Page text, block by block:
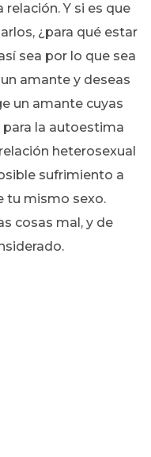
Y si es que
¿para qué estar
sea por lo que sea
amante y deseas
un amante cuyas
la autoestima
heterosexual
sufrimiento a
tu mismo sexo.
cosas mal, y de